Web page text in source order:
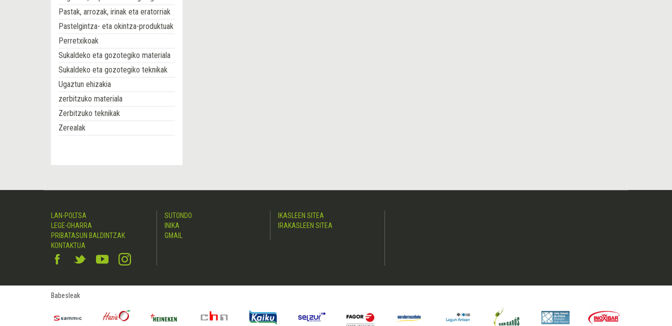
Pastak, arrozak, irinak eta eratorriak
Pastelgintza- eta okintza-produktuak
Perretxikoak
Sukaldeko eta gozotegiko materiala
Sukaldeko eta gozotegiko teknikak
Ugaztun ehizakia
zerbitzuko materiala
Zerbitzuko teknikak
Zerealak
LAN-POLTSA
LEGE-OHARRA
PRIBATASUN BALDINTZAK
KONTAKTUA
SUTONDO
INIKA
GMAIL
IKASLEEN SITEA
IRAKASLEEN SITEA
Babesleak